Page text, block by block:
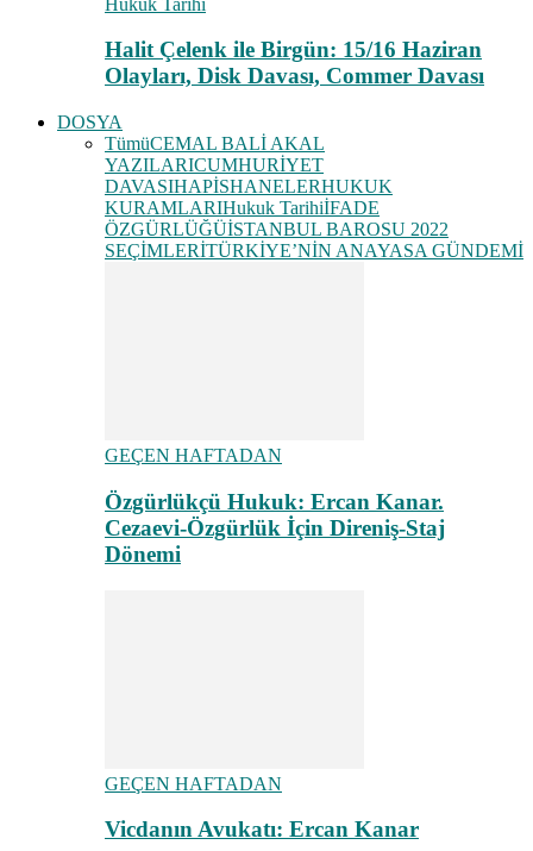
Halit Çelenk ile Birgün: 15/16 Haziran
Olayları, Disk Davası, Commer Davası
DOSYA
TümüCEMAL BALİ AKAL
YAZILARICUMHURİYET
DAVASIHAPİSHANELERHUKUK
KURAMLARIHukuk TarihiİFADE
ÖZGÜRLÜĞÜİSTANBUL BAROSU 2022
SEÇİMLERİTÜRKİYE’NİN ANAYASA GÜNDEMİ
GEÇEN HAFTADAN
Özgürlükçü Hukuk: Ercan Kanar.
Cezaevi-Özgürlük İçin Direniş-Staj
Dönemi
GEÇEN HAFTADAN
Vicdanın Avukatı: Ercan Kanar